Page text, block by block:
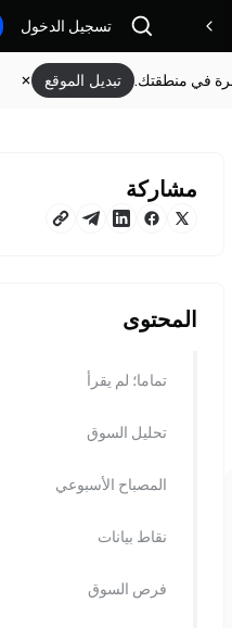
مكافآتتسجيل الدخول
في منطقتك. تبديل الموقع
مشاركة
المحتوى
تماما؛ لم يقرأ
تحليل السوق
المصباح الأسبوعي
نقاط بيانات
فرص السوق